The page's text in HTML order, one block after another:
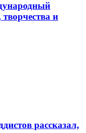
и
рассказал,